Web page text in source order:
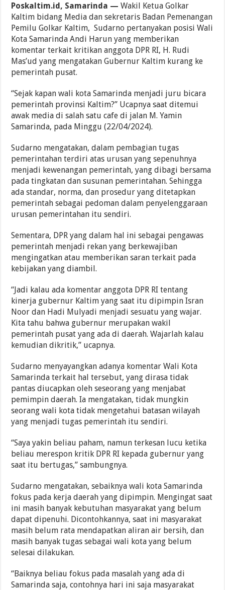
Poskaltim.id, Samarinda —Wakil Ketua Golkar
Kaltim bidang Media dan sekretaris Badan Pemenangan
Pemilu Golkar Kaltim, Sudarno pertanyakan posisi Wali
Kota Samarinda Andi Harun yang memberikan
komentar terkait kritikan anggota DPR RI, H. Rudi
Mas’ud yang mengatakan Gubernur Kaltim kurang ke
pemerintah pusat.
“Sejak kapan wali kota Samarinda menjadi juru bicara
pemerintah provinsi Kaltim?” Ucapnya saat ditemui
awak media di salah satu cafe di jalan M. Yamin
Samarinda, pada Minggu (22/04/2024).
Sudarno mengatakan, dalam pembagian tugas
pemerintahan terdiri atas urusan yang sepenuhnya
menjadi kewenangan pemerintah, yang dibagi bersama
pada tingkatan dan susunan pemerintahan. Sehingga
ada standar, norma, dan prosedur yang ditetapkan
pemerintah sebagai pedoman dalam penyelenggaraan
urusan pemerintahan itu sendiri.
Sementara, DPR yang dalam hal ini sebagai pengawas
pemerintah menjadi rekan yang berkewajiban
mengingatkan atau memberikan saran terkait pada
kebijakan yang diambil.
“Jadi kalau ada komentar anggota DPR RI tentang
kinerja gubernur Kaltim yang saat itu dipimpin Isran
Noor dan Hadi Mulyadi menjadi sesuatu yang wajar.
Kita tahu bahwa gubernur merupakan wakil
pemerintah pusat yang ada di daerah. Wajarlah kalau
kemudian dikritik,” ucapnya.
Sudarno menyayangkan adanya komentar Wali Kota
Samarinda terkait hal tersebut, yang dirasa tidak
pantas diucapkan oleh seseorang yang menjabat
pemimpin daerah. Ia mengatakan, tidak mungkin
seorang wali kota tidak mengetahui batasan wilayah
yang menjadi tugas pemerintah itu sendiri.
“Saya yakin beliau paham, namun terkesan lucu ketika
beliau merespon kritik DPR RI kepada gubernur yang
saat itu bertugas,” sambungnya.
Sudarno mengatakan, sebaiknya wali kota Samarinda
fokus pada kerja daerah yang dipimpin. Mengingat saat
ini masih banyak kebutuhan masyarakat yang belum
dapat dipenuhi. Dicontohkannya, saat ini masyarakat
masih belum rata mendapatkan aliran air bersih, dan
masih banyak tugas sebagai wali kota yang belum
selesai dilakukan.
“Baiknya beliau fokus pada masalah yang ada di
Samarinda saja, contohnya hari ini saja masyarakat